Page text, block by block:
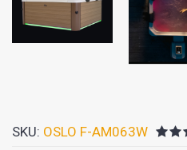
SKU: OSLO F-AM063W